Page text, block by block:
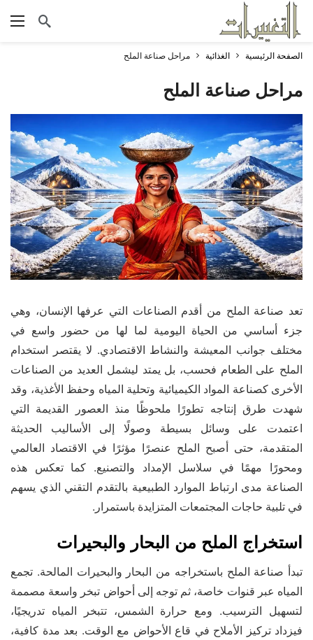
الصفحة الرئيسية الغذائية مراحل صناعة الملح
مراحل صناعة الملح
تعد صناعة الملح من أقدم الصناعات التي عرفها الإنسان، وهي
جزء أساسي من الحياة اليومية لما لها من حضور واسع في
مختلف جوانب المعيشة والنشاط الاقتصادي. لا يقتصر استخدام
الملح على الطعام فحسب، بل يمتد ليشمل العديد من الصناعات
الأخرى كصناعة المواد الكيميائية وتحلية المياه وحفظ الأغذية، وقد
شهدت طرق إنتاجه تطورًا ملحوظًا منذ العصور القديمة التي
اعتمدت على وسائل بسيطة وصولًا إلى الأساليب الحديثة
المتقدمة، حتى أصبح الملح عنصرًا مؤثرًا في الاقتصاد العالمي
ومحورًا مهمًا في سلاسل الإمداد والتصنيع. كما تعكس هذه
الصناعة مدى ارتباط الموارد الطبيعية بالتقدم التقني الذي يسهم
في تلبية حاجات المجتمعات المتزايدة باستمرار.
استخراج الملح من البحار والبحيرات
تبدأ صناعة الملح باستخراجه من البحار والبحيرات المالحة. تجمع
المياه عبر قنوات خاصة، ثم توجه إلى أحواض تبخر واسعة مصممة
لتسهيل الترسيب. ومع حرارة الشمس، تتبخر المياه تدريجيًا،
فيزداد تركيز الأملاح في قاع الأحواض مع الوقت. بعد مدة كافية،